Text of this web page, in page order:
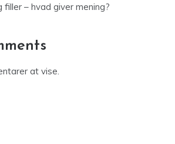
filler – hvad giver mening?
at vise.